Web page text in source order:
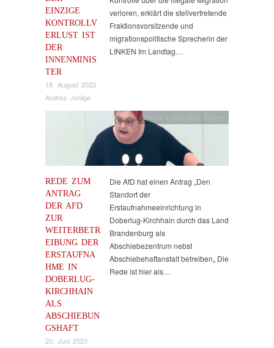
EINZIGE
KONTROLLV
ERLUST IST
DER
INNENMINIS
TER
18. August 2023
Andrea Johlige
verloren, erklärt die stellvertretende
Fraktionsvorsitzende und
migrationspolitische Sprecherin der
LINKEN Im Landtag…
REDE ZUM
ANTRAG
DER AFD
ZUR
WEITERBETR
EIBUNG DER
ERSTAUFNA
HME IN
DOBERLUG-
KIRCHHAIN
ALS
ABSCHIEBUN
GSHAFT
20. Juni 2023
Flucht & Migration Reden
Die AfD hat einen Antrag „Den
Standort der
Erstaufnahmeeinrichtung in
Doberlug-Kirchhain durch das Land
Brandenburg als
Abschiebezentrum nebst
Abschiebehaftanstalt betreiben„ Die
Rede ist hier als…